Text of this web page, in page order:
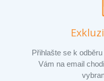
Přihlašte se k
Vám na email